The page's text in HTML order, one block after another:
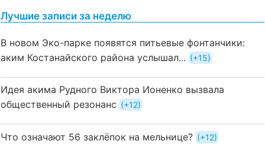
Лучшие записи за неделю
В новом Эко-парке появятся питьевые фонтанчики:
аким Костанайского района услышал...
+15
Идея акима Рудного Виктора Ионенко вызвала
общественный резонанс
+12
Что означают 56 заклёпок на мельнице? +12